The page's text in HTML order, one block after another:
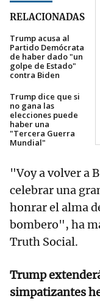
RELACIONADAS
Trump acusa al
Partido Demócrata
de haber dado "un
golpe de Estado"
contra Biden
Trump dice que si
no gana las
elecciones puede
haber una
"Tercera Guerra
Mundial"
"Voy a volver a
celebrar una
honrar el alma
bombero", ha
Truth Social.
Trump
simpatizantes